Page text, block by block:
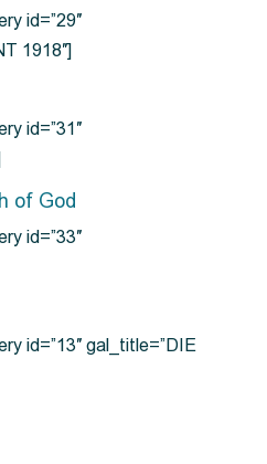
id=”29″
1918″]
id=”31″
of God
id=”33″
id=”13″ gal_title=”DIE